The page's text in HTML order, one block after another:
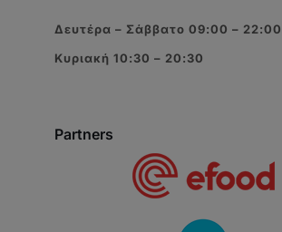
Δευτέρα – Σάββατο 09:00 – 22:00
Κυριακή 10:30 – 20:30
Partners